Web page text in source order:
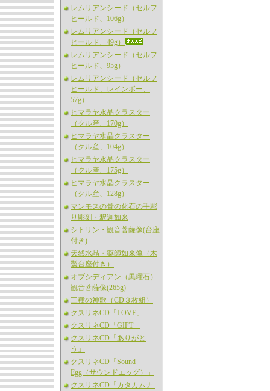
レムリアンシード（セルフ
ヒールド、106g）
レムリアンシード（セルフ
ヒールド、49g）
レムリアンシード（セルフ
ヒールド、95g）
レムリアンシード（セルフ
ヒールド、レインボー、
57g）
ヒマラヤ水晶クラスター
（クル産、170g）
ヒマラヤ水晶クラスター
（クル産、104g）
ヒマラヤ水晶クラスター
（クル産、175g）
ヒマラヤ水晶クラスター
（クル産、128g）
マンモスの骨の化石の手彫
り彫刻・釈迦如来
シトリン・観音菩薩像(台座
付き)
天然水晶・薬師如来像（木
製台座付き）
オブシディアン（黒曜石）
観音菩薩像(265g)
三種の神歌（CD３枚組）
クスリネCD「LOVE」
クスリネCD「GIFT」
クスリネCD「ありがと
う」
クスリネCD「Sound
Egg（サウンドエッグ）」
クスリネCD「カタカムナ-